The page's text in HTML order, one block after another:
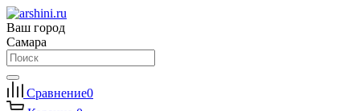
Ваш город
Самара
Сравнение0